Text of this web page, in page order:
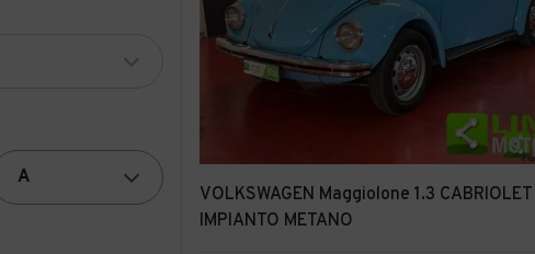
VOLKSWAGEN Maggiolone 1.3 CABRIOLET
IMPIANTO METANO